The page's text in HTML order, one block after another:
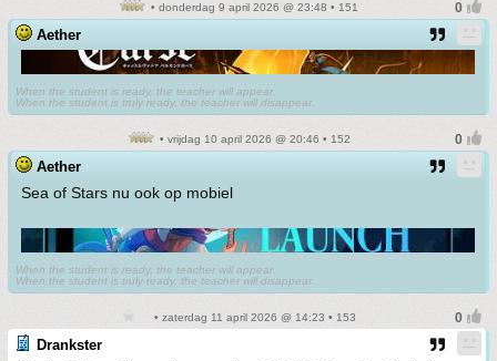
• donderdag 9 april 2026 @ 23:48 • 151
Aether
When the student is ready, the teacher will appear.
When the student is truly ready, the teacher will disappear.
• vrijdag 10 april 2026 @ 20:46 • 152
Aether
Sea of Stars nu ook op mobiel
When the student is ready, the teacher will appear.
When the student is truly ready, the teacher will disappear.
• zaterdag 11 april 2026 @ 14:23 • 153
Drankster